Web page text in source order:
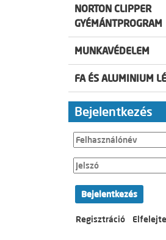
NORTON CLIPPER
GYÉMÁNTPROGRAM
MUNKAVÉDELEM
FA ÉS ALUMINIUM
Bejelentkezés
Bejelentkezés
Regisztráció